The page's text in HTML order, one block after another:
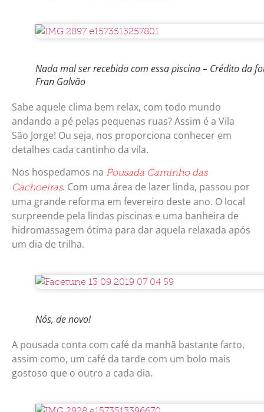
Nada mal ser recebida com essa piscina – Crédito da
Fran Galvão
Sabe aquele clima bem relax, com todo mundo
andando a pé pelas pequenas ruas? Assim é a Vila
São Jorge! Ou seja, nos proporciona conhecer em
detalhes cada cantinho da vila.
Nos hospedamos na Pousada Caminho das
Cachoeiras. Com uma área de lazer linda, passou por
uma grande reforma em fevereiro deste ano. O local
surpreende pela lindas piscinas e uma banheira de
hidromassagem ótima para dar aquela relaxada após
um dia de trilha.
Nós, de novo!
A pousada conta com café da manhã bastante farto,
assim como, um café da tarde com um bolo mais
gostoso que o outro a cada dia.